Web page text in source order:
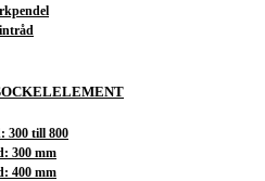
300 till 800
300 mm
400 mm